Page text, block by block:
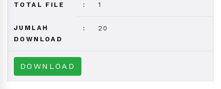
TOTAL FILE : 1
JUMLAH
DOWNLOAD
: 20
DOWNLOAD